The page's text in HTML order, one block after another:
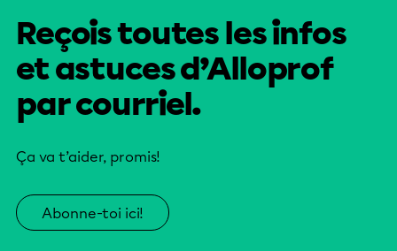
Reçois toutes les infos
et astuces d’Alloprof
par courriel.
Ça va t’aider, promis!
Abonne-toi ici!